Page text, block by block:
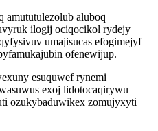
amututulezolub aluboq
ilogij ociqocikol rydejy
umajisucas efogimejyf
ofenewijup.
esuquwef rynemi
exoj lidotocaqirywu
ozukybaduwikex zomujyxyti